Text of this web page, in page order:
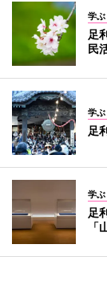
学ぶ
足
民
学ぶ
足
学ぶ
足
「